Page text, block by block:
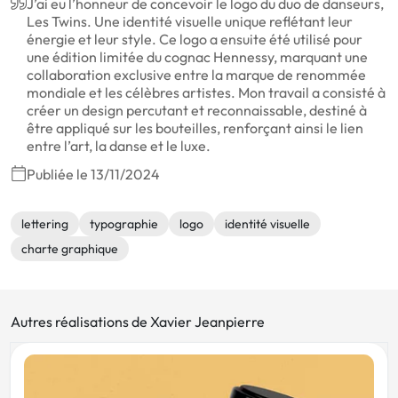
J’ai eu l’honneur de concevoir le logo du duo de danseurs,
Les Twins. Une identité visuelle unique reflétant leur
énergie et leur style. Ce logo a ensuite été utilisé pour
une édition limitée du cognac Hennessy, marquant une
collaboration exclusive entre la marque de renommée
mondiale et les célèbres artistes. Mon travail a consisté à
créer un design percutant et reconnaissable, destiné à
être appliqué sur les bouteilles, renforçant ainsi le lien
entre l’art, la danse et le luxe.
Publiée le 13/11/2024
lettering typographie logo
identité visuelle
charte graphique
Autres réalisations de Xavier Jeanpierre